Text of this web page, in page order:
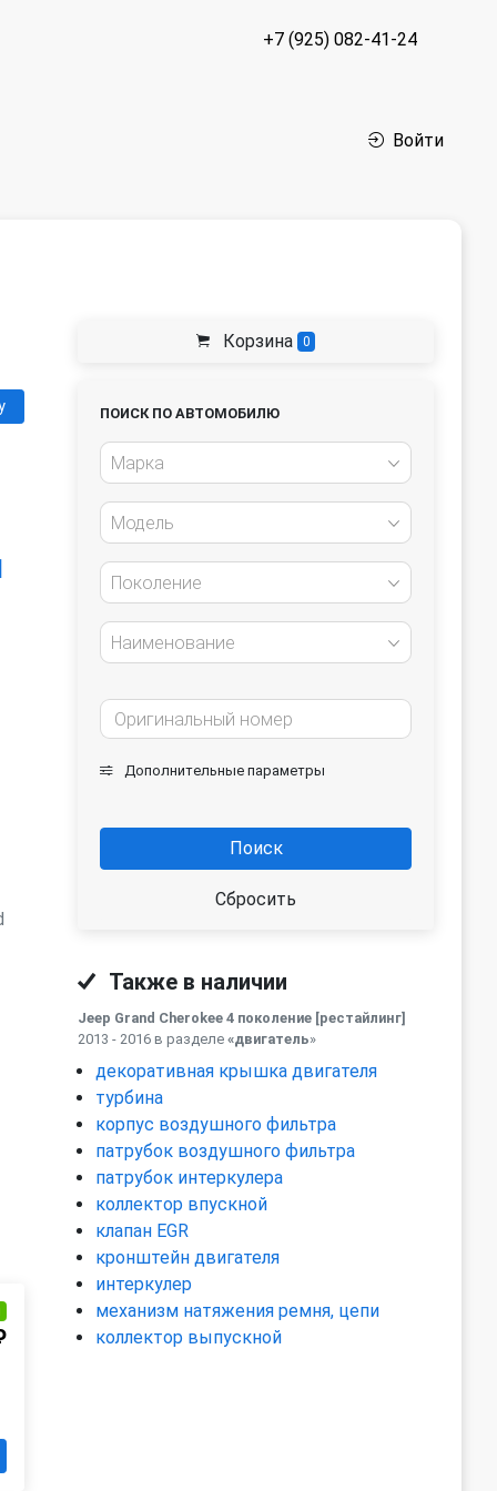
+7 (925) 082-41-24
Войти
Корзина 0
ПОИСК ПО АВТОМОБИЛЮ
Марка
Модель
Поколение
Наименование
Дополнительные параметры
Поиск
Сбросить
Также в наличии
Jeep Grand Cherokee 4 поколение [рестайлинг]
2013 - 2016 в разделе «двигатель»
декоративная крышка двигателя
турбина
корпус воздушного фильтра
патрубок воздушного фильтра
патрубок интеркулера
коллектор впускной
клапан EGR
кронштейн двигателя
интеркулер
механизм натяжения ремня, цепи
коллектор выпускной